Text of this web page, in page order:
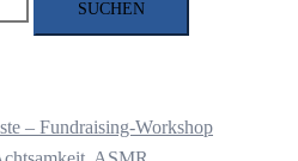
– Fundraising-Workshop